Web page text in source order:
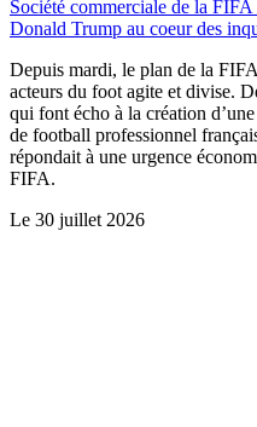
Société commerciale de la
Donald Trump au coeur des
Depuis mardi, le plan de la
acteurs du foot agite et divise.
qui font écho à la création
de football professionnel
répondait à une urgence
FIFA.
Le 30 juillet 2026